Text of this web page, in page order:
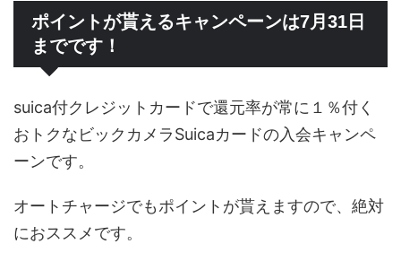
ポイントが貰えるキャンペーンは7月31日
までです！
suica付クレジットカードで還元率が常に１％付く
おトクなビックカメラSuicaカードの入会キャンペ
ーンです。
オートチャージでもポイントが貰えますので、絶対
におススメです。